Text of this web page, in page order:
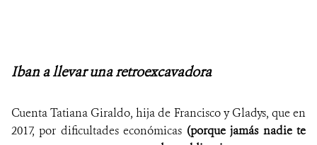
Iban a llevar una retroexcavadora
Cuenta Tatiana Giraldo, hija de Francisco y Gladys, que en
2017, por dificultades económicas (porque jamás nadie te